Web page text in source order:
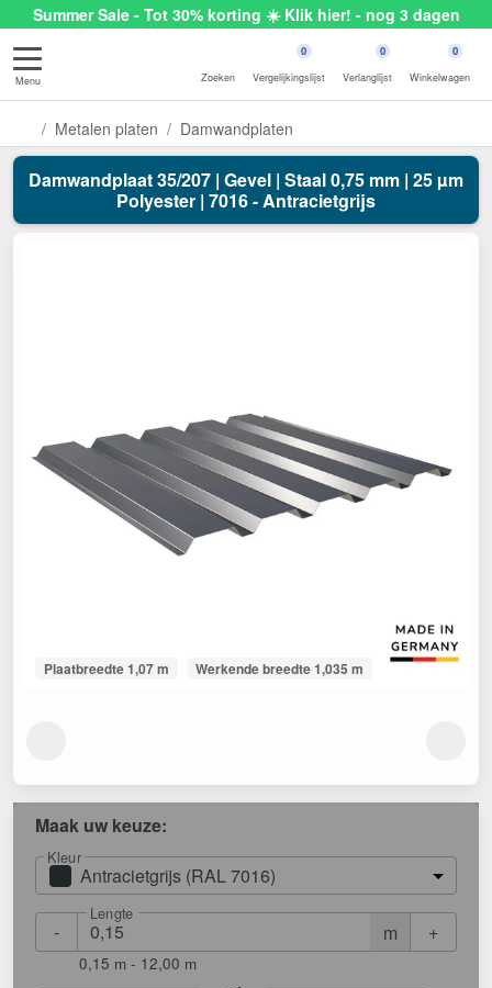
Summer Sale - Tot 30% korting ☀️ Klik hier! - nog 3 dagen
Menu Zoeken
0
Vergelijkingslijst
0
Verlanglijst
0
Winkelwagen
Metalen platen Damwandplaten
Damwandplaat 35/207 | Gevel | Staal 0,75 mm | 25 µm
Polyester | 7016 - Antracietgrijs
Plaatbreedte 1,07 m Werkende breedte 1,035 m
Maak uw keuze:
Kleur
Antracietgrijs (RAL 7016)
- m
Lengte
+
0,15 m - 12,00 m